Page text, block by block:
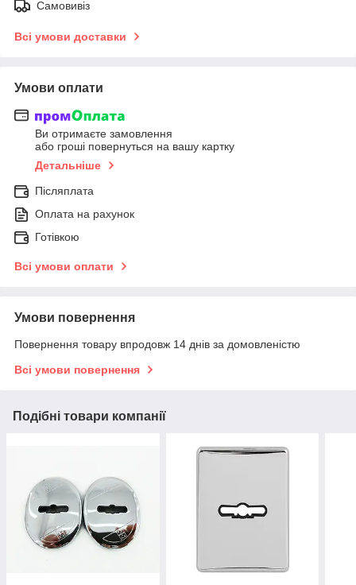
Самовивіз
Всі умови доставки
Умови оплати
Ви отримаєте замовлення
або гроші повернуться на вашу картку
Детальніше
Післяплата
Оплата на рахунок
Готівкою
Всі умови оплати
Умови повернення
Повернення товару впродовж 14 днів за домовленістю
Всі умови повернення
Подібні товари компанії